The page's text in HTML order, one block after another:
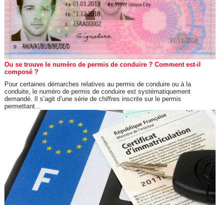
Ou se trouve le numéro de permis de conduire ? Comment est-il
composé ?
Pour certaines démarches relatives au permis de conduire ou à la
conduite, le numéro de permis de conduire est systématiquement
demandé. Il s’agit d’une série de chiffres inscrite sur le permis
permettant...